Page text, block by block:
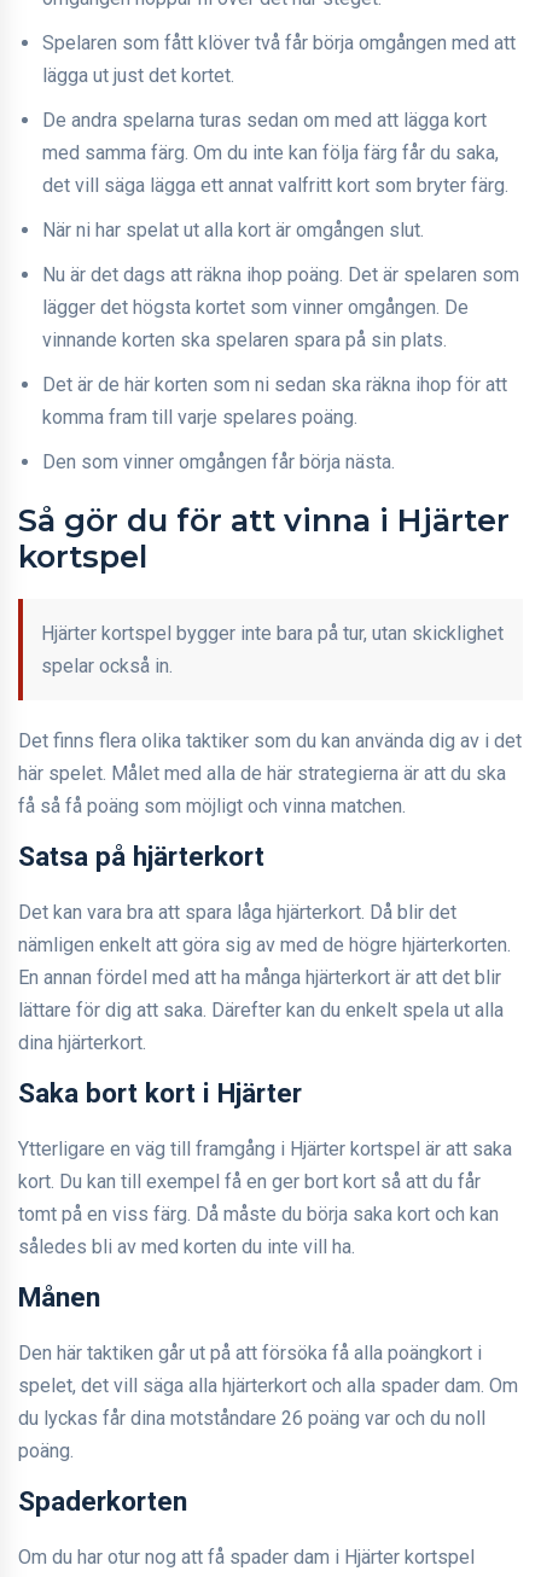
Spelaren som fått klöver två får börja omgången med att
lägga ut just det kortet.
De andra spelarna turas sedan om med att lägga kort
med samma färg. Om du inte kan följa färg får du saka,
det vill säga lägga ett annat valfritt kort som bryter färg.
När ni har spelat ut alla kort är omgången slut.
Nu är det dags att räkna ihop poäng. Det är spelaren som
lägger det högsta kortet som vinner omgången. De
vinnande korten ska spelaren spara på sin plats.
Det är de här korten som ni sedan ska räkna ihop för att
komma fram till varje spelares poäng.
Den som vinner omgången får börja nästa.
Så gör du för att vinna i Hjärter
kortspel
Hjärter kortspel bygger inte bara på tur, utan skicklighet
spelar också in.
Det finns flera olika taktiker som du kan använda dig av i det
här spelet. Målet med alla de här strategierna är att du ska
få så få poäng som möjligt och vinna matchen.
Satsa på hjärterkort
Det kan vara bra att spara låga hjärterkort. Då blir det
nämligen enkelt att göra sig av med de högre hjärterkorten.
En annan fördel med att ha många hjärterkort är att det blir
lättare för dig att saka. Därefter kan du enkelt spela ut alla
dina hjärterkort.
Saka bort kort i Hjärter
Ytterligare en väg till framgång i Hjärter kortspel är att saka
kort. Du kan till exempel få en ger bort kort så att du får
tomt på en viss färg. Då måste du börja saka kort och kan
således bli av med korten du inte vill ha.
Månen
Den här taktiken går ut på att försöka få alla poängkort i
spelet, det vill säga alla hjärterkort och alla spader dam. Om
du lyckas får dina motståndare 26 poäng var och du noll
poäng.
Spaderkorten
Om du har otur nog att få spader dam i Hjärter kortspel